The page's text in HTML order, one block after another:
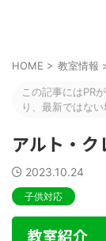
HOME > 教室情報
この記事にはPR
り、最新ではない
アルト・ク
2023.10.24
子供対応
教室紹介